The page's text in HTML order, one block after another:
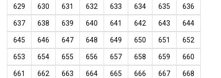
629 630 631 632 633 634 635 636
637 638 639 640 641 642 643 644
645 646 647 648 649 650 651 652
653 654 655 656 657 658 659 660
661 662 663 664 665 666 667 668